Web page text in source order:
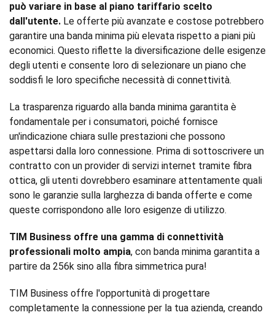
può variare in base al piano tariffario scelto
dall'utente. Le offerte più avanzate e costose potrebbero
garantire una banda minima più elevata rispetto a piani più
economici. Questo riflette la diversificazione delle esigenze
degli utenti e consente loro di selezionare un piano che
soddisfi le loro specifiche necessità di connettività.
La trasparenza riguardo alla banda minima garantita è
fondamentale per i consumatori, poiché fornisce
un'indicazione chiara sulle prestazioni che possono
aspettarsi dalla loro connessione. Prima di sottoscrivere un
contratto con un provider di servizi internet tramite fibra
ottica, gli utenti dovrebbero esaminare attentamente quali
sono le garanzie sulla larghezza di banda offerte e come
queste corrispondono alle loro esigenze di utilizzo.
TIM Business offre una gamma di connettività
professionali molto ampia, con banda minima garantita a
partire da 256k sino alla fibra simmetrica pura!
TIM Business offre l'opportunità di progettare
completamente la connessione per la tua azienda, creando